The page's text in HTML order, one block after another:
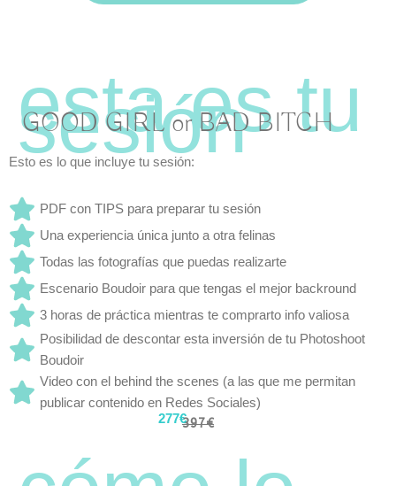
GOOD GIRL or BAD BITCH
Esto es lo que incluye tu sesión:
PDF con TIPS para preparar tu sesión
Una experiencia única junto a otra felinas
Todas las fotografías que puedas realizarte
Escenario Boudoir para que tengas el mejor backround
3 horas de práctica mientras te comprarto info valiosa
Posibilidad de descontar esta inversión de tu Photoshoot
Boudoir
Video con el behind the scenes (a las que me permitan
publicar contenido en Redes Sociales)
397€
277€